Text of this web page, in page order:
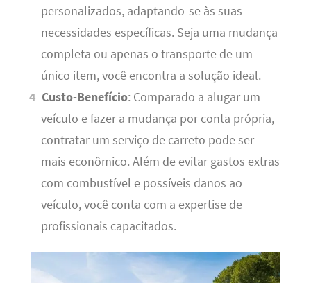
personalizados, adaptando-se às suas
necessidades específicas. Seja uma mudança
completa ou apenas o transporte de um
único item, você encontra a solução ideal.
Custo-Benefício: Comparado a alugar um
veículo e fazer a mudança por conta própria,
contratar um serviço de carreto pode ser
mais econômico. Além de evitar gastos extras
com combustível e possíveis danos ao
veículo, você conta com a expertise de
profissionais capacitados.